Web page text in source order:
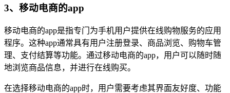
3、移动电商的app
移动电商的app是指专门为手机用户提供在线购物服务的应用
程序。这种app通常具有用户注册登录、商品浏览、购物车管
理、支付结算等功能。通过移动电商的app，用户可以随时随
地浏览商品信息，并进行在线购买。
在选择移动电商的app时，用户需要考虑其界面友好度、功能